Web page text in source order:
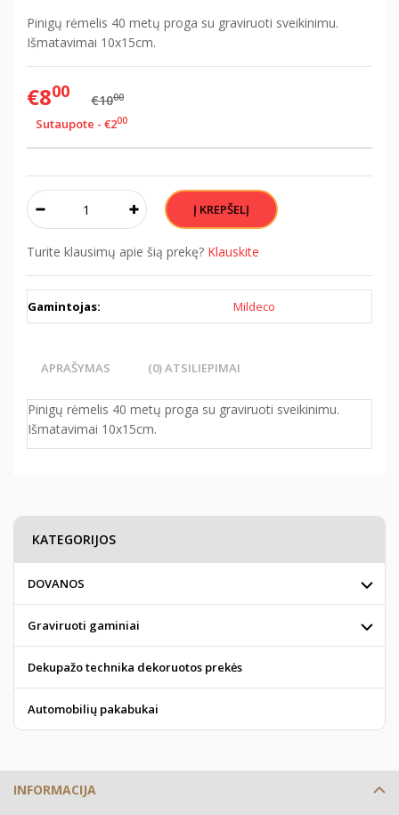
Pinigų rėmelis 40 metų proga su graviruoti sveikinimu.
Išmatavimai 10x15cm.
€800 €1000
Sutaupote - €200
Turite klausimų apie šią prekę? Klauskite
Gamintojas: Mildeco
APRAŠYMAS (0) ATSILIEPIMAI
Pinigų rėmelis 40 metų proga su graviruoti sveikinimu.
Išmatavimai 10x15cm.
KATEGORIJOS
DOVANOS
Graviruoti gaminiai
Dekupažo technika dekoruotos prekės
Automobilių pakabukai
INFORMACIJA